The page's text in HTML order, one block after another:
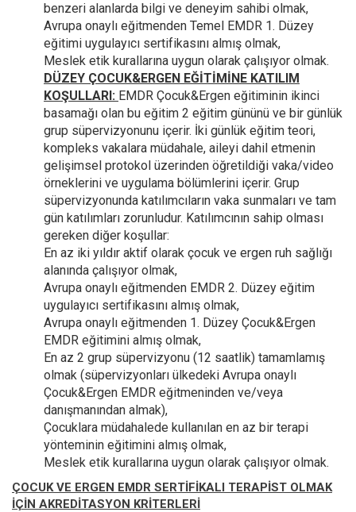
benzeri alanlarda bilgi ve deneyim sahibi olmak,
Avrupa onaylı eğitmenden Temel EMDR 1. Düzey
eğitimi uygulayıcı sertifikasını almış olmak,
Meslek etik kurallarına uygun olarak çalışıyor olmak.
DÜZEY ÇOCUK&ERGEN EĞİTİMİNE KATILIM
KOŞULLARI: EMDR Çocuk&Ergen eğitiminin ikinci
basamağı olan bu eğitim 2 eğitim gününü ve bir günlük
grup süpervizyonunu içerir. İki günlük eğitim teori,
kompleks vakalara müdahale, aileyi dahil etmenin
gelişimsel protokol üzerinden öğretildiği vaka/video
örneklerini ve uygulama bölümlerini içerir. Grup
süpervizyonunda katılımcıların vaka sunmaları ve tam
gün katılımları zorunludur. Katılımcının sahip olması
gereken diğer koşullar:
En az iki yıldır aktif olarak çocuk ve ergen ruh sağlığı
alanında çalışıyor olmak,
Avrupa onaylı eğitmenden EMDR 2. Düzey eğitim
uygulayıcı sertifikasını almış olmak,
Avrupa onaylı eğitmenden 1. Düzey Çocuk&Ergen
EMDR eğitimini almış olmak,
En az 2 grup süpervizyonu (12 saatlik) tamamlamış
olmak (süpervizyonları ülkedeki Avrupa onaylı
Çocuk&Ergen EMDR eğitmeninden ve/veya
danışmanından almak),
Çocuklara müdahalede kullanılan en az bir terapi
yönteminin eğitimini almış olmak,
Meslek etik kurallarına uygun olarak çalışıyor olmak.
ÇOCUK VE ERGEN EMDR SERTİFİKALI TERAPİST OLMAK
İÇİN AKREDİTASYON KRİTERLERİ